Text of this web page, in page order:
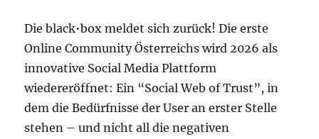
Die black•box meldet sich zurück! Die erste
Online Community Österreichs wird 2026 als
innovative Social Media Plattform
wiedereröffnet: Ein “Social Web of Trust”, in
dem die Bedürfnisse der User an erster Stelle
stehen – und nicht all die negativen